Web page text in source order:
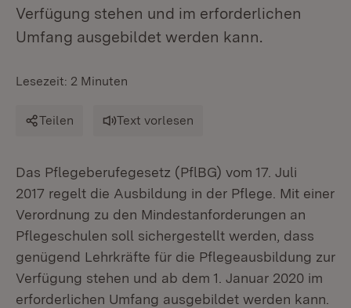
Verfügung stehen und im erforderlichen
Umfang ausgebildet werden kann.
Lesezeit: 2 Minuten
Teilen Text vorlesen
Das Pflegeberufegesetz (PflBG) vom 17. Juli
2017 regelt die Ausbildung in der Pflege. Mit einer
Verordnung zu den Mindestanforderungen an
Pflegeschulen soll sichergestellt werden, dass
genügend Lehrkräfte für die Pflegeausbildung zur
Verfügung stehen und ab dem 1. Januar 2020 im
erforderlichen Umfang ausgebildet werden kann.